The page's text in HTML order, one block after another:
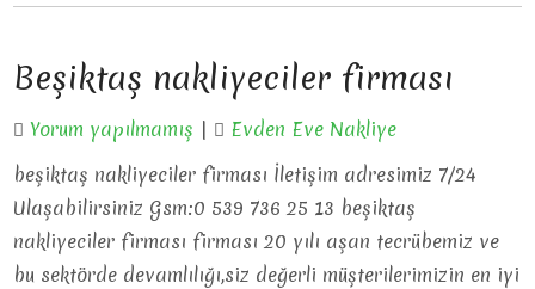
Beşiktaş nakliyeciler firması
Yorum yapılmamış |
Evden Eve Nakliye
beşiktaş nakliyeciler firması İletişim adresimiz 7/24
Ulaşabilirsiniz Gsm:0 539 736 25 13 beşiktaş
nakliyeciler firması firması 20 yılı aşan tecrübemiz ve
bu sektörde devamlılığı,siz değerli müşterilerimizin en iyi